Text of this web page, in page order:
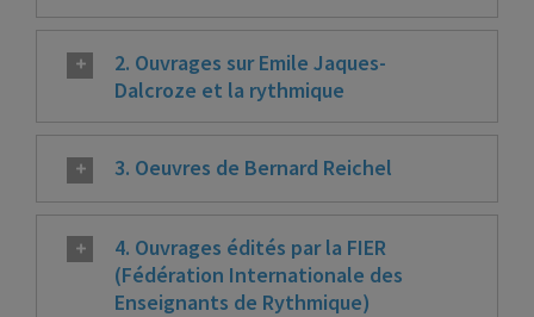
2. Ouvrages sur Emile Jaques-
Dalcroze et la rythmique
3. Oeuvres de Bernard Reichel
4. Ouvrages édités par la FIER
(Fédération Internationale des
Enseignants de Rythmique)